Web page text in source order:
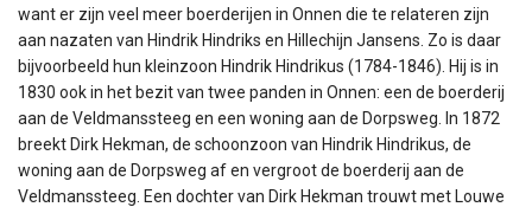
want er zijn veel meer boerderijen in Onnen die te relateren zijn
aan nazaten van Hindrik Hindriks en Hillechijn Jansens. Zo is daar
bijvoorbeeld hun kleinzoon Hindrik Hindrikus (1784-1846). Hij is in
1830 ook in het bezit van twee panden in Onnen: een de boerderij
aan de Veldmanssteeg en een woning aan de Dorpsweg. In 1872
breekt Dirk Hekman, de schoonzoon van Hindrik Hindrikus, de
woning aan de Dorpsweg af en vergroot de boerderij aan de
Veldmanssteeg. Een dochter van Dirk Hekman trouwt met Louwe